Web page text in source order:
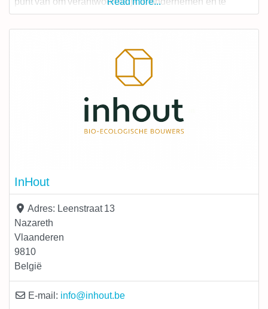
bouwen voor zijn klanten. De bouwsector heeft immers,
zoals gekend, een enorme ecologische footprint. In onze
InHout
Adres: Leenstraat 13
Nazareth
Vlaanderen
9810
België
E-mail: info@inhout.be